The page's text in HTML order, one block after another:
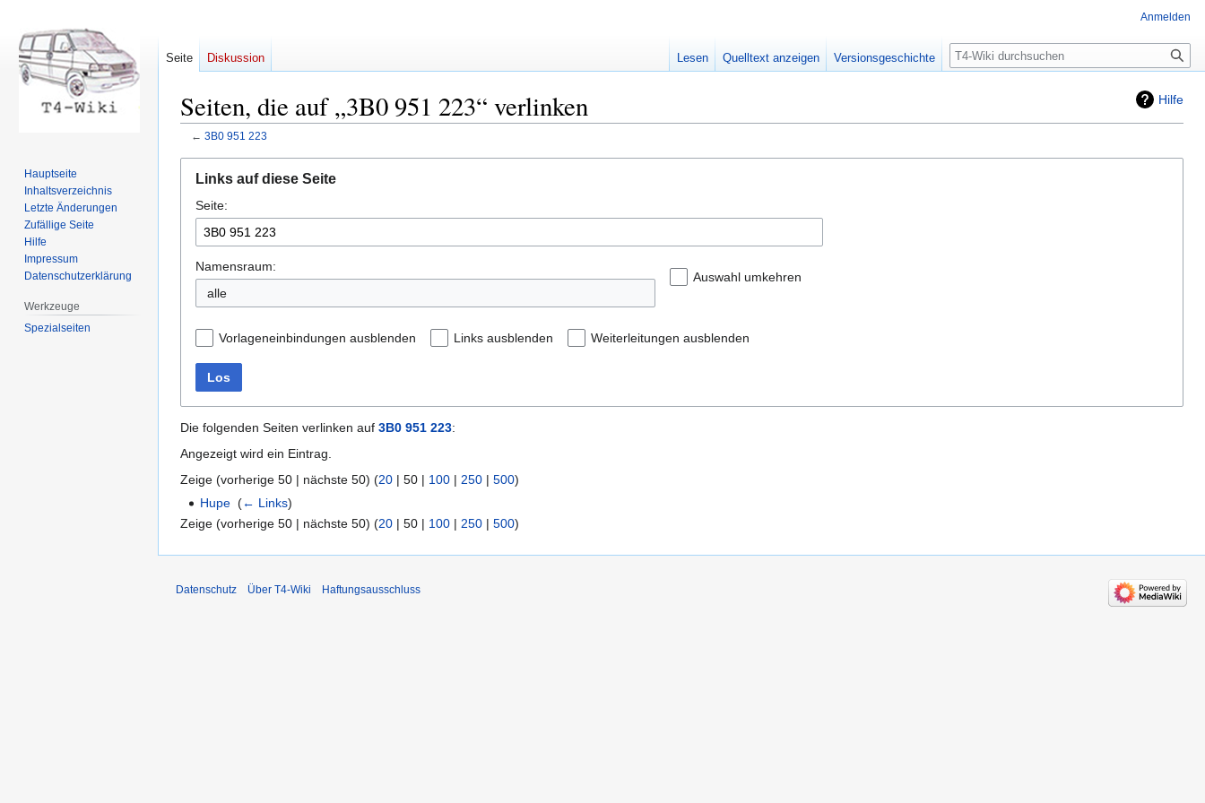
Hilfe
Seiten, die auf „3B0 951 223“ verlinken
← 3B0 951 223
Navigation
springen
Suche
springen
Links auf diese Seite
Seite:
Namensraum:
Auswahl umkehren
Vorlageneinbindungen ausblenden Links ausblenden Weiterleitungen ausblenden
Los
Die folgenden Seiten verlinken auf 3B0 951 223:
Angezeigt wird ein Eintrag.
Zeige (vorherige 50 | nächste 50) (20 | 50 | 100 | 250 | 500)
Hupe ‎(← Links)
Zeige (vorherige 50 | nächste 50) (20 | 50 | 100 | 250 | 500)
Anmelden
Seite Diskussion Lesen Quelltext anzeigen Versionsgeschichte Suche
Hauptseite
Inhaltsverzeichnis
Letzte Änderungen
Zufällige Seite
Hilfe
Impressum
Datenschutzerklärung
Werkzeuge
Spezialseiten
Datenschutz Über T4-Wiki Haftungsausschluss